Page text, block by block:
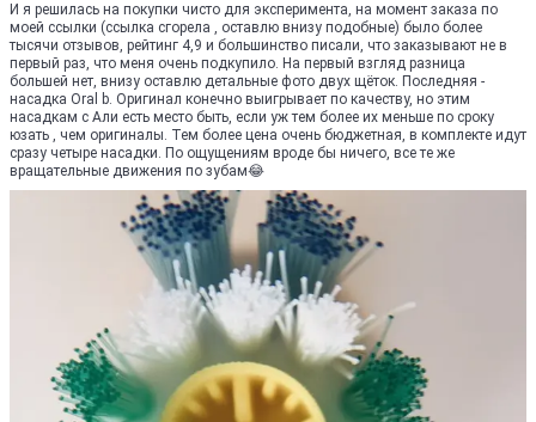
И я решилась на покупки чисто для эксперимента, на момент заказа по
моей ссылки (ссылка сгорела , оставлю внизу подобные) было более
тысячи отзывов, рейтинг 4,9 и большинство писали, что заказывают не в
первый раз, что меня очень подкупило. На первый взгляд разница
большей нет, внизу оставлю детальные фото двух щёток. Последняя -
насадка Oral b. Оригинал конечно выигрывает по качеству, но этим
насадкам с Али есть место быть, если уж тем более их меньше по сроку
юзать , чем оригиналы. Тем более цена очень бюджетная, в комплекте идут
сразу четыре насадки. По ощущениям вроде бы ничего, все те же
вращательные движения по зубам😂